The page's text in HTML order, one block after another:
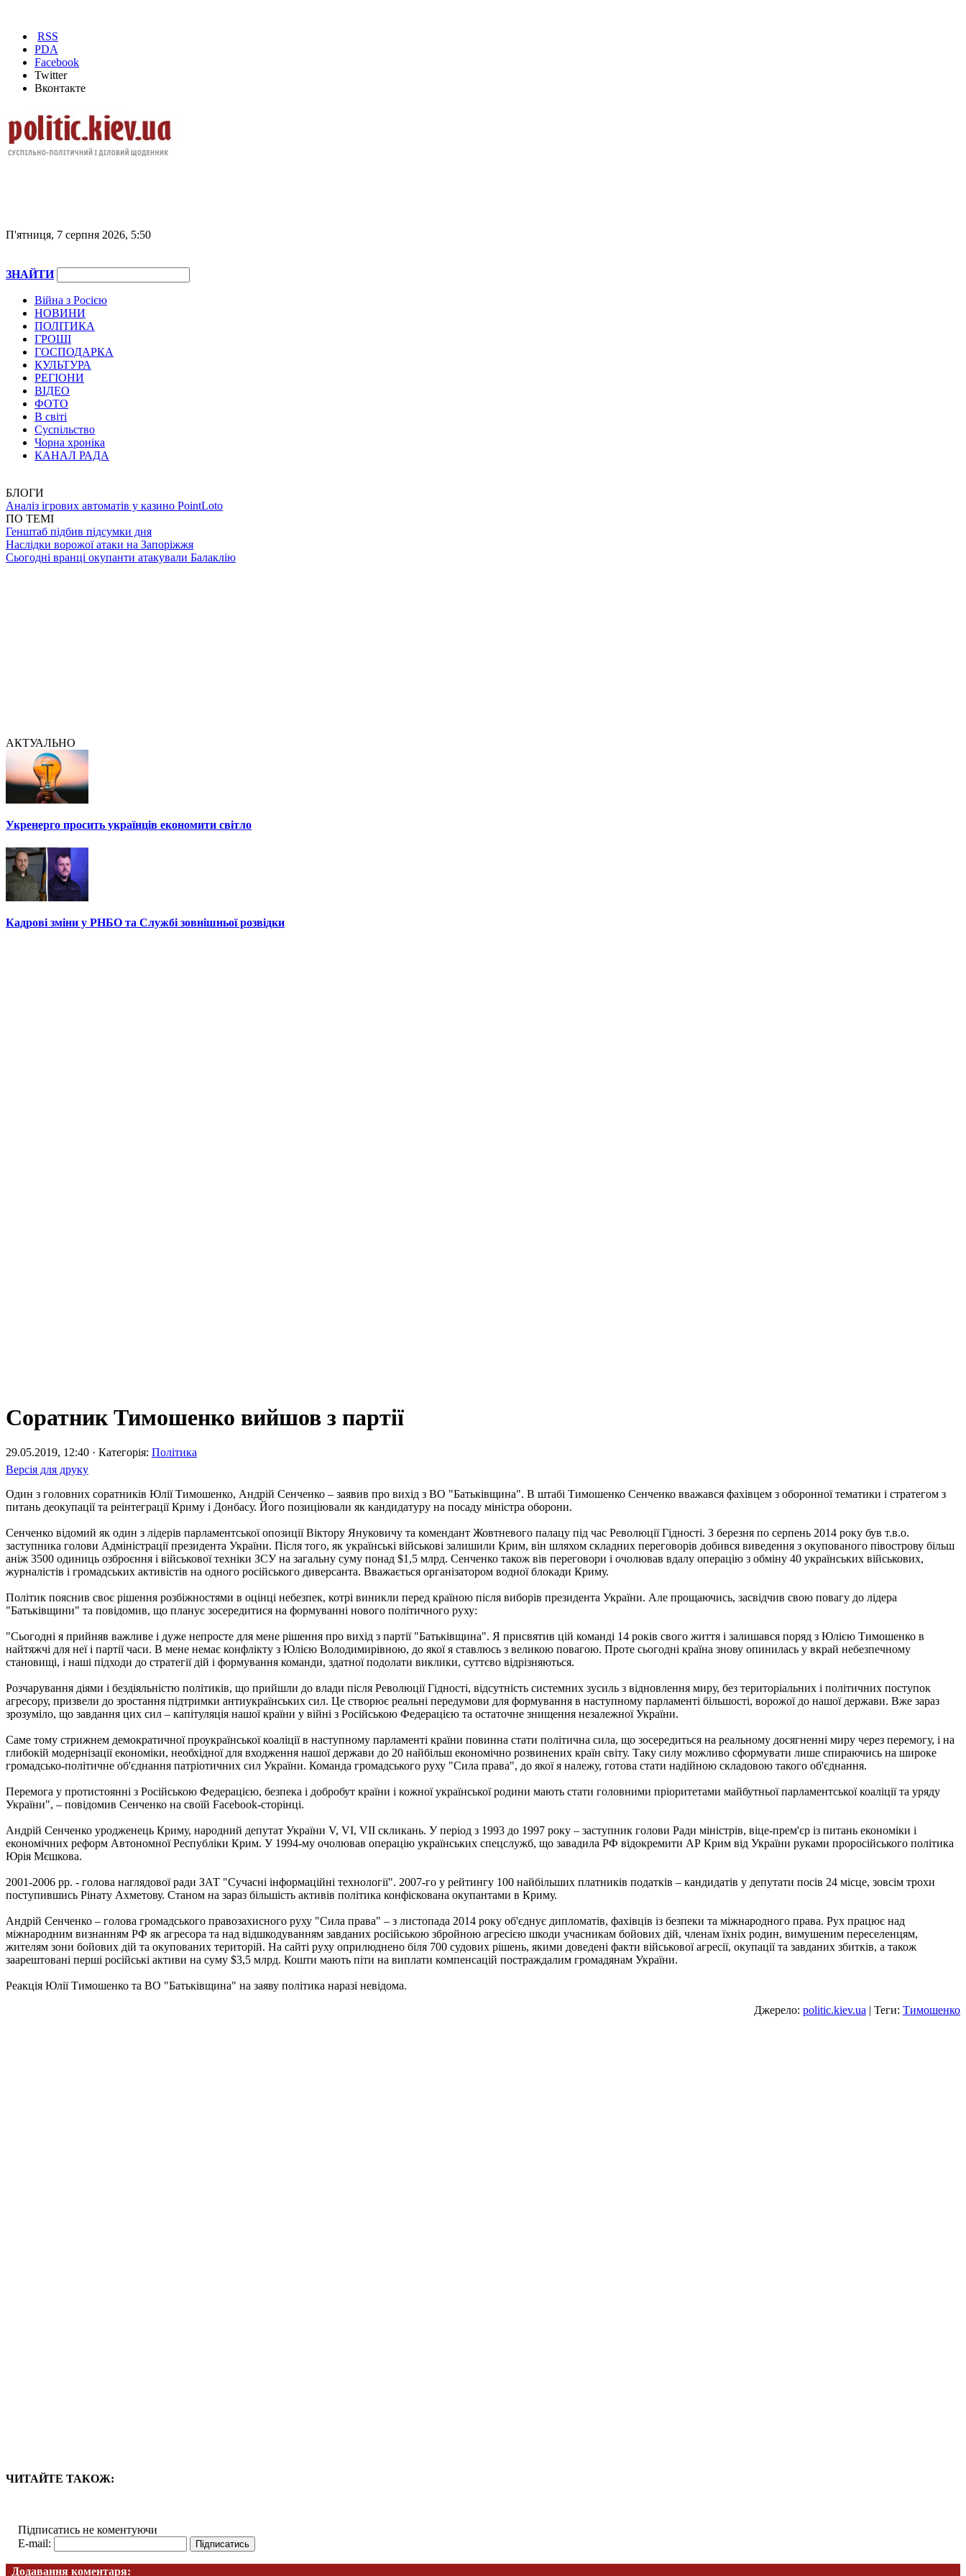
RSS
PDA
Facebook
Twitter
Вконтакте
П'ятниця, 7 серпня 2026, 5:50
ЗНАЙТИ
Війна з Росією
НОВИНИ
ПОЛІТИКА
ГРОШІ
ГОСПОДАРКА
КУЛЬТУРА
РЕГІОНИ
ВІДЕО
ФОТО
В світі
Суспільство
Чорна хроніка
КАНАЛ РАДА
БЛОГИ
Аналіз ігрових автоматів у казино PointLoto
ПО ТЕМІ
Генштаб підбив підсумки дня
Наслідки ворожої атаки на Запоріжжя
Сьогодні вранці окупанти атакували Балаклію
АКТУАЛЬНО
Укренерго просить українців економити світло
Кадрові зміни у РНБО та Службі зовнішньої розвідки
Соратник Тимошенко вийшов з партії
29.05.2019, 12:40 · Категорія: Політика
Версія для друку
Один з головних соратників Юлії Тимошенко, Андрій Сенченко – заявив про вихід з ВО "Батьківщина". В штабі Тимошенко Сенченко вважався фахівцем з оборонної тематики і стратегом з
питань деокупації та реінтеграції Криму і Донбасу. Його позиціювали як кандидатуру на посаду міністра оборони.
Сенченко відомий як один з лідерів парламентської опозиції Віктору Януковичу та комендант Жовтневого палацу під час Революції Гідності. З березня по серпень 2014 року був т.в.о.
заступника голови Адміністрації президента України. Після того, як українські військові залишили Крим, він шляхом складних переговорів добився виведення з окупованого півострову більш
аніж 3500 одиниць озброєння і військової техніки ЗСУ на загальну суму понад $1,5 млрд. Сенченко також вів переговори і очолював вдалу операцію з обміну 40 українських військових,
журналістів і громадських активістів на одного російського диверсанта. Вважається організатором водної блокади Криму.
Політик пояснив своє рішення розбіжностями в оцінці небезпек, котрі виникли перед країною після виборів президента України. Але прощаючись, засвідчив свою повагу до лідера
"Батьківщини" та повідомив, що планує зосередитися на формуванні нового політичного руху:
"Сьогодні я прийняв важливе і дуже непросте для мене рішення про вихід з партії "Батьківщина". Я присвятив цій команді 14 років свого життя і залишався поряд з Юлією Тимошенко в
найтяжчі для неї і партії часи. В мене немає конфлікту з Юлією Володимирівною, до якої я ставлюсь з великою повагою. Проте сьогодні країна знову опинилась у вкрай небезпечному
становищі, і наші підходи до стратегії дій і формування команди, здатної подолати виклики, суттєво відрізняються.
Розчарування діями і бездіяльністю політиків, що прийшли до влади після Революції Гідності, відсутність системних зусиль з відновлення миру, без територіальних і політичних поступок
агресору, призвели до зростання підтримки антиукраїнських сил. Це створює реальні передумови для формування в наступному парламенті більшості, ворожої до нашої держави. Вже зараз
зрозуміло, що завдання цих сил – капітуляція нашої країни у війні з Російською Федерацією та остаточне знищення незалежної України.
Саме тому стрижнем демократичної проукраїнської коаліції в наступному парламенті країни повинна стати політична сила, що зосередиться на реальному досягненні миру через перемогу, і на
глибокій модернізації економіки, необхідної для входження нашої держави до 20 найбільш економічно розвинених країн світу. Таку силу можливо сформувати лише спираючись на широке
громадсько-політичне об'єднання патріотичних сил України. Команда громадського руху "Сила права", до якої я належу, готова стати надійною складовою такого об'єднання.
Перемога у протистоянні з Російською Федерацією, безпека і добробут країни і кожної української родини мають стати головними пріоритетами майбутньої парламентської коаліції та уряду
України", – повідомив Сенченко на своїй Facebook-сторінці.
Андрій Сенченко уродженець Криму, народний депутат України V, VI, VII скликань. У період з 1993 до 1997 року – заступник голови Ради міністрів, віце-прем'єр із питань економіки і
економічних реформ Автономної Республіки Крим. У 1994-му очолював операцію українських спецслужб, що завадила РФ відокремити АР Крим від України руками проросійського політика
Юрія Мєшкова.
2001-2006 рр. - голова наглядової ради ЗАТ "Сучасні інформаційні технології". 2007-го у рейтингу 100 найбільших платників податків – кандидатів у депутати посів 24 місце, зовсім трохи
поступившись Рінату Ахметову. Станом на зараз більшість активів політика конфіскована окупантами в Криму.
Андрій Сенченко – голова громадського правозахисного руху "Сила права" – з листопада 2014 року об'єднує дипломатів, фахівців із безпеки та міжнародного права. Рух працює над
міжнародним визнанням РФ як агресора та над відшкодуванням завданих російською збройною агресією шкоди учасникам бойових дій, членам їхніх родин, вимушеним переселенцям,
жителям зони бойових дій та окупованих територій. На сайті руху оприлюднено біля 700 судових рішень, якими доведені факти військової агресії, окупації та завданих збитків, а також
заарештовані перші російські активи на суму $3,5 млрд. Кошти мають піти на виплати компенсацій постраждалим громадянам України.
Реакція Юлії Тимошенко та ВО "Батьківщина" на заяву політика наразі невідома.
Джерело: politic.kiev.ua | Теги: Тимошенко
ЧИТАЙТЕ ТАКОЖ:
Підписатись не коментуючи
E-mail:
Додавання коментаря: